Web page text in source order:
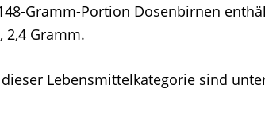
Gramm-Portion Dosenbirnen
2,4 Gramm.
Lebensmittelkategorie sind